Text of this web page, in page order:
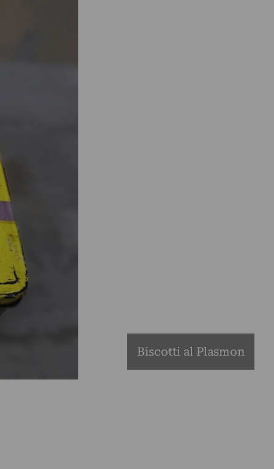
Biscotti al Plasmon